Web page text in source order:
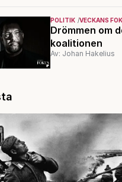
POLITIK VECKANS
Drömmen om
koalitionen
Av: Johan Hakelius